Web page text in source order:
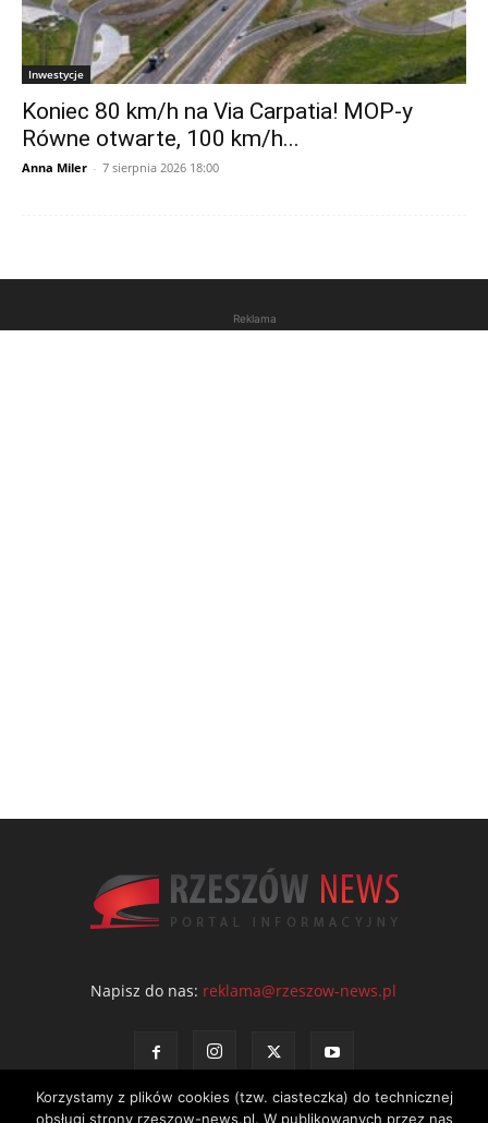
Inwestycje
Koniec 80 km/h na Via Carpatia! MOP-y
Równe otwarte, 100 km/h...
Anna Miler - 7 sierpnia 2026 18:00
Reklama
Napisz do nas: reklama@rzeszow-news.pl
Korzystamy z plików cookies (tzw. ciasteczka) do technicznej
obsługi strony rzeszow-news.pl. W publikowanych przez nas